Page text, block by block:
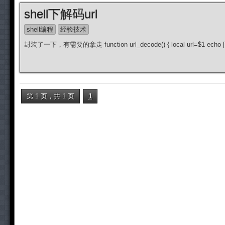
shell下解码url
shell编程
经验技术
封装了一下，有需要的拿走 function url_decode() { local url=$1
第 1 页，共 1 页 1